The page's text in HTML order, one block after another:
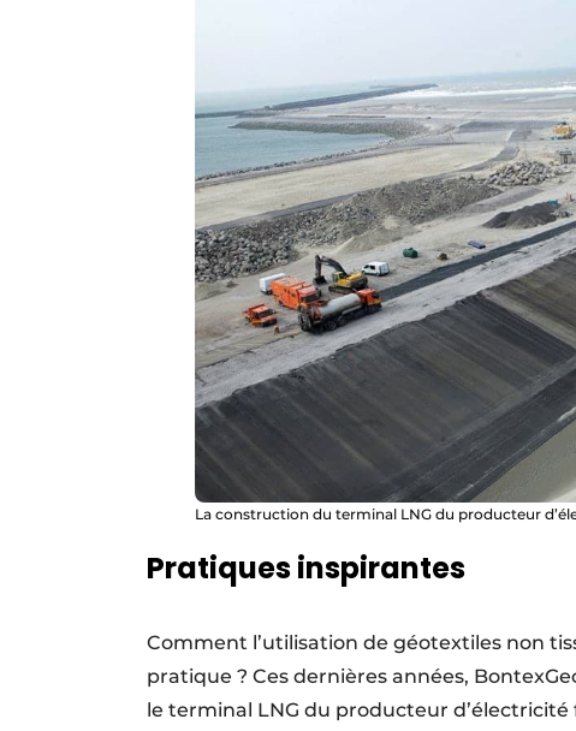
La construction du terminal LNG du producteur
Pratiques inspirantes
Comment l’utilisation de géotextiles non
pratique ? Ces dernières années,
le terminal LNG du producteur